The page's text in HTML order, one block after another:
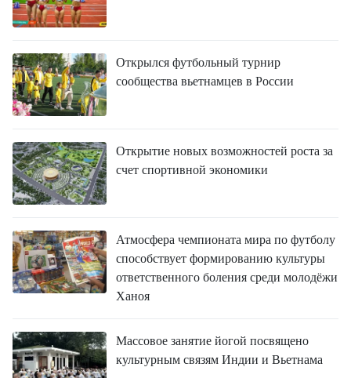
Открылся футбольный турнир
сообщества вьетнамцев в России
Открытие новых возможностей роста за
счет спортивной экономики
Атмосфера чемпионата мира по футболу
способствует формированию культуры
ответственного боления среди молодёжи
Ханоя
Массовое занятие йогой посвящено
культурным связям Индии и Вьетнама